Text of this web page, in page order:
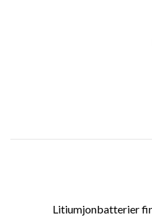
Litiumjonbatterier